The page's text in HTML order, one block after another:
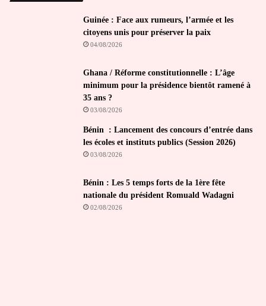
Guinée : Face aux rumeurs, l’armée et les
citoyens unis pour préserver la paix
04/08/2026
Ghana / Réforme constitutionnelle : L’âge
minimum pour la présidence bientôt ramené à
35 ans ?
03/08/2026
Bénin : Lancement des concours d’entrée dans
les écoles et instituts publics (Session 2026)
03/08/2026
Bénin : Les 5 temps forts de la 1ère fête
nationale du président Romuald Wadagni
02/08/2026